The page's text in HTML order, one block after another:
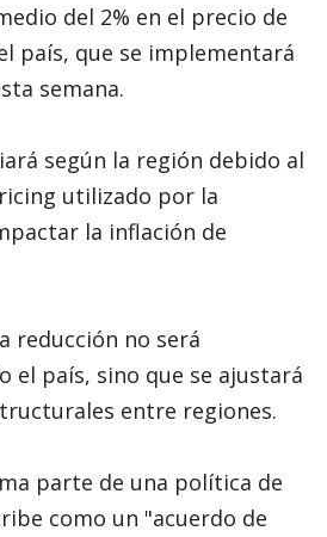
del 2% en el precio de
país, que se implementará
semana.
según la región debido al
utilizado por la
la inflación de
reducción no será
el país, sino que se ajustará
entre regiones.
parte de una política de
como un "acuerdo de